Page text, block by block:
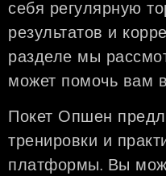
себя регулярную
результатов и
разделе мы
может помочь вам
Покет Опшен
тренировки и
платформы. Вы